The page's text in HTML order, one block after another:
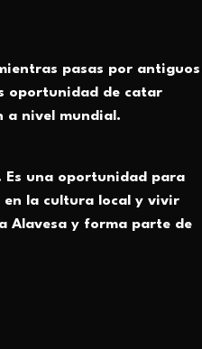
pasas por antiguos
oportunidad de catar
a nivel mundial.
Es una oportunidad para
en la cultura local y vivir
Alavesa y forma parte de